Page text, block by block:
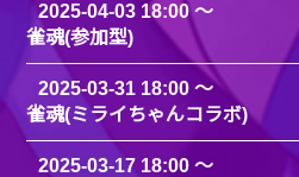
2025-04-03 18:00
雀魂(参加型)
2025-03-31 18:00
雀魂(ミライちゃんコラボ)
2025-03-17 18:00